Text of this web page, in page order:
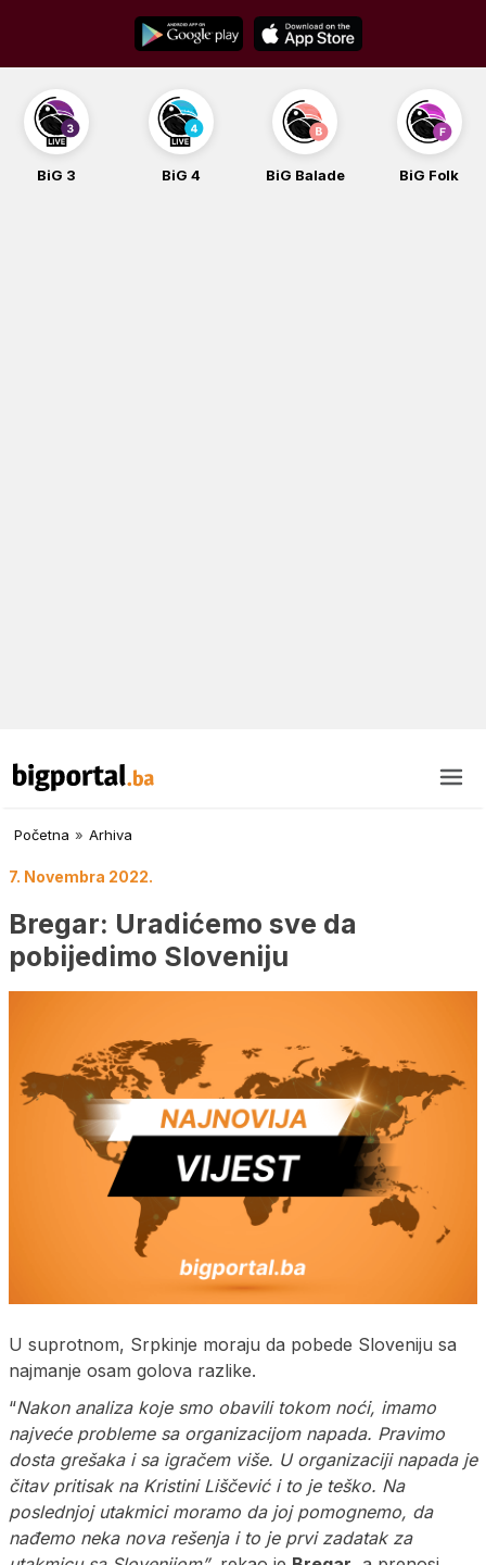
content
BiG 3 BiG 4 BiG Balade BiG Folk
Početna » Arhiva
7. Novembra 2022.
Bregar: Uradićemo sve da
pobijedimo Sloveniju
U suprotnom, Srpkinje moraju da pobede Sloveniju sa
najmanje osam golova razlike.
“Nakon analiza koje smo obavili tokom noći, imamo
najveće probleme sa organizacijom napada. Pravimo
dosta grešaka i sa igračem više. U organizaciji napada je
čitav pritisak na Kristini Liščević i to je teško. Na
poslednjoj utakmici moramo da joj pomognemo, da
nađemo neka nova rešenja i to je prvi zadatak za